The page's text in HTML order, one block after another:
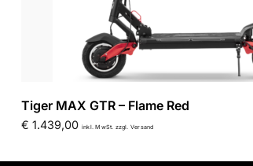
Tiger MAX GTR – Flame Red
€ 1.439,00 inkl. MwSt. zzgl. Versand